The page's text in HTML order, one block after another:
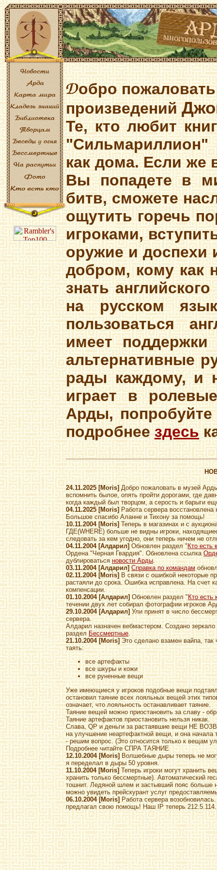
обро
произведений
Те, кто любит
"Сильмариллион"
как дома. Если же
Вы попадете в
битв, сможете
ощутить горечь
игроками,
оружие и доспехи
добром, кому как
знать
на русском
пользоваться
имеет поддержки
альтернативные
рады каждому, и
играет в
Арды,
подробнеездесь
24.11.2025 [Moris]Добро пожаловать в музей
вспомнить былое, опять пройти дорогами, где
когда каждый был творцом, а серость и барыги
04.11.2025 [Moris] Работа сервера
Большое спасибо Аланне и Тихону за помощь!
10.11.2004 [Moris]Теперь в магазинах и с
ГДЕ(WHERE) больше не видны игроки,
следовать за кем угодно, они теперь ничем не
04.11.2004 [Алдарил]Обновлен раздел " Кто есть
Ордена "Черная Гвардия". Обновлена ссылка
дублироватьсяновости Арды.
03.11.2004 [Алдарил] Справка по командам
02.11.2004 [Moris]В связи с ошибкой некоторые
растаяли до срока. Ошибка исправлена. На счет
компенсации.
01.10.2004 [Алдарил] Обновлен раздел "Кто есть
течении двух лет собирал фотографии игроков
29.10.2004 [Алдарил]Ули принят в число
сервера.
Алдарил назначен вебмастером. Создано
раздел Бессмертные.
21.10.2004 [Moris]Это сделано взамен вайпа, так
таять:
все артефакты
все шкуры и кожи
все руненные вещи
Уже имеющиеся у игроков подобные вещи
остановил таяние всех лояльных вещей этих
означает, что лояльность останавливает таяние.
Таяние вещей можно приостановить за славу -
Таяние артефактов приостановить нельзя никак.
Слава, QP и деньги за растаявшие вещи НЕ
на улучшение неартефактной вещи, и она начала
- решим вопрос. (Это относится только к вещам
Подробнее читайте СПРА ТАЯНИЕ
12.10.2004 [Moris]Волшебные дыры теперь не
я переделал в дыры 50 уровня.
11.10.2004 [Moris]Теперь игроки могут хранить
хранить только бессмертные). Автоматический
тошнит. Ледяной шлем и застывший пояс
можно увидеть прейскурант услуг
06.10.2004 [Moris]Работа сервера
предлагал свою помощь! Наш IP теперь